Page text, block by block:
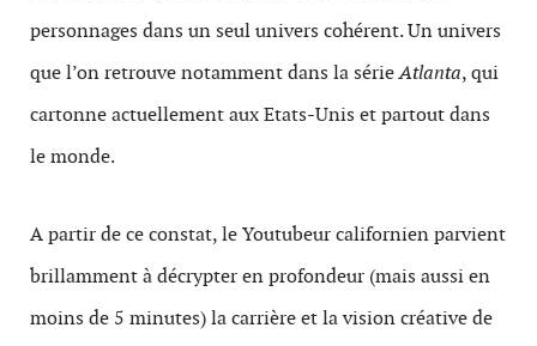
personnages dans un seul univers cohérent. Un univers
que l’on retrouve notamment dans la sérieAtlanta, qui
cartonne actuellement aux Etats-Unis et partout dans
le monde.
A partir de ce constat, le Youtubeur californien parvient
brillamment à décrypter en profondeur (mais aussi en
moins de 5 minutes) la carrière et la vision créative de